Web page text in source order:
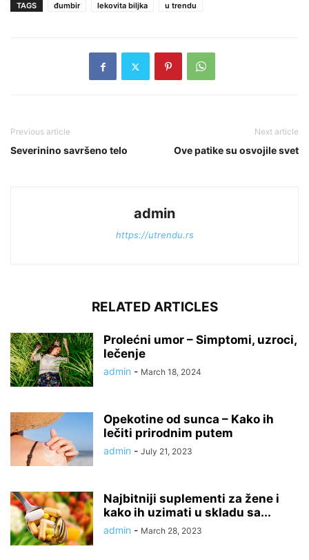
TAGS đumbir lekovita biljka u trendu
Previous article
Severinino savršeno telo
Next article
Ove patike su osvojile svet
admin
https://utrendu.rs
RELATED ARTICLES
Prolećni umor – Simptomi, uzroci,
lečenje
admin - March 18, 2024
Opekotine od sunca – Kako ih
lečiti prirodnim putem
admin - July 21, 2023
Najbitniji suplementi za žene i
kako ih uzimati u skladu sa...
admin - March 28, 2023